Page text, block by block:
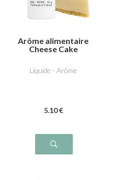
Arôme alimentaire
Cheese Cake
Liquide - Arôme
5.10 €